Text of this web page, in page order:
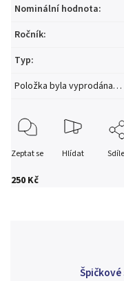
250 Kč
Nominální hodnota:
Ročník:
Typ:
Položka byla vyprodána…
Zeptat se Hlídat